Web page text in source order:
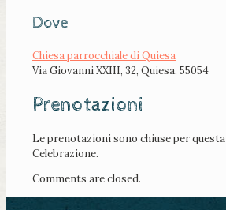
Dove
Chiesa parrocchiale di Quiesa
Via Giovanni XXIII, 32, Quiesa, 55054
Prenotazioni
Le prenotazioni sono chiuse per questa
Celebrazione.
Comments are closed.